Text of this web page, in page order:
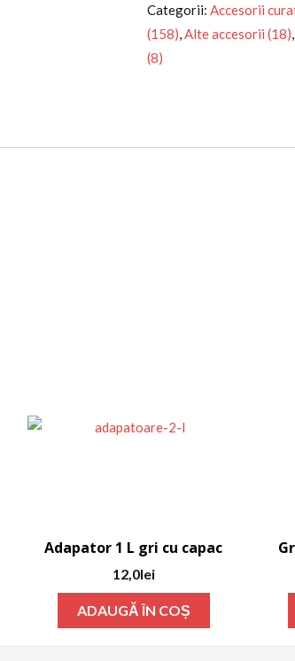
Categorii:Accesorii
(158),Alte accesorii (18),
(8)
Adapator 1 L gri cu capac
12,0lei
ADAUGĂ ÎN COȘ